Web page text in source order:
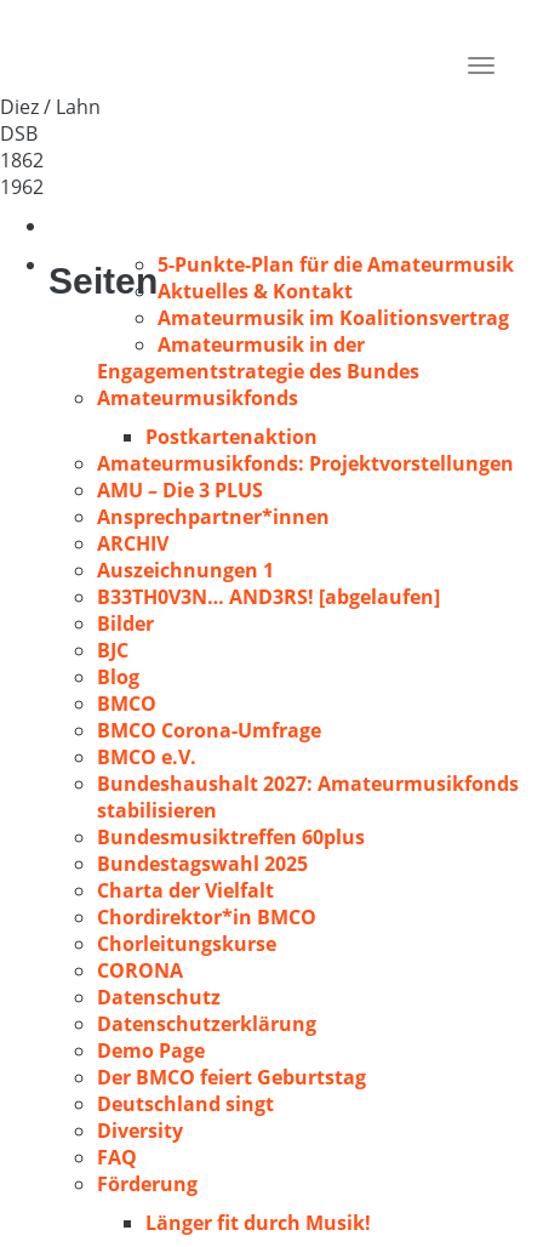
Toggle
Diez / Lahn
DSB
1862
1962
Seiten5-Punkte-Plan für die Amateurmusik
Aktuelles & Kontakt
Amateurmusik im Koalitionsvertrag
Amateurmusik in der
Engagementstrategie des Bundes
Amateurmusikfonds
Postkartenaktion
Amateurmusikfonds: Projektvorstellungen
AMU – Die 3 PLUS
Ansprechpartner*innen
ARCHIV
Auszeichnungen 1
B33TH0V3N… AND3RS! [abgelaufen]
Bilder
BJC
Blog
BMCO
BMCO Corona-Umfrage
BMCO e.V.
Bundeshaushalt 2027: Amateurmusikfonds
stabilisieren
Bundesmusiktreffen 60plus
Bundestagswahl 2025
Charta der Vielfalt
Chordirektor*in BMCO
Chorleitungskurse
CORONA
Datenschutz
Datenschutzerklärung
Demo Page
Der BMCO feiert Geburtstag
Deutschland singt
Diversity
FAQ
Förderung
Länger fit durch Musik!